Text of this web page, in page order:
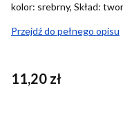
kolor: srebrny, Skład:
Przejdź do pełnego opisu
Cena
11,20 zł